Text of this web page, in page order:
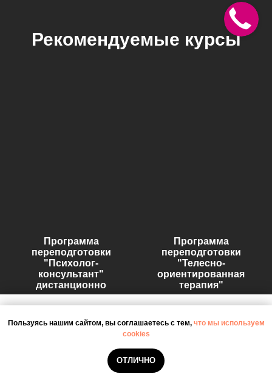
пользователей.
Запретить обработку cookies можно в настройках вашего браузера.
ОЗНАКОМЛЕН
Рекомендуемые курсы
Программа
переподготовки
"Психолог-
консультант"
дистанционно
Программа
переподготовки
"Телесно-
ориентированная
терапия"
СОЗДАЙТЕ СЕБЕ НОВЫЕ КАРЬЕРНЫЕ
Пользуясь нашим сайтом, вы соглашаетесь с тем, что мы используем
cookies
ОТЛИЧНО